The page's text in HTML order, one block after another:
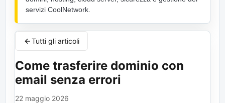
servizi CoolNetwork.
Tutti gli articoli
Come trasferire dominio con
email senza errori
22 maggio 2026